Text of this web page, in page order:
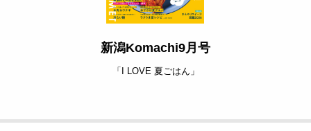
新潟Komachi9月号
「I LOVE 夏ごはん」